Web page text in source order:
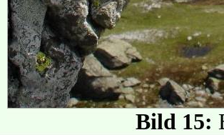
Bild 15: